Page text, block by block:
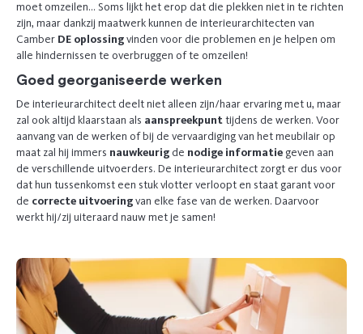
moet omzeilen… Soms lijkt het erop dat die plekken niet in te richten
zijn, maar dankzij maatwerk kunnen de interieurarchitecten van
Camber DE oplossingvinden voor die problemen en je helpen om
alle hindernissen te overbruggen of te omzeilen!
Goed georganiseerde werken
De interieurarchitect deelt niet alleen zijn/haar ervaring met u, maar
zal ook altijd klaarstaan als aanspreekpunttijdens de werken. Voor
aanvang van de werken of bij de vervaardiging van het meubilair op
maat zal hij immers nauwkeurig de nodige informatie geven aan
de verschillende uitvoerders. De interieurarchitect zorgt er dus voor
dat hun tussenkomst een stuk vlotter verloopt en staat garant voor
de correcte uitvoeringvan elke fase van de werken. Daarvoor
werkt hij/zij uiteraard nauw met je samen!